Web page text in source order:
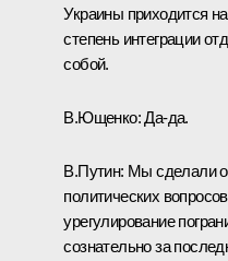
Украины приходится
степень интеграции
собой.
В.Ющенко: Да-да.
В.Путин: Мы сделали
политических
урегулирование
сознательно за